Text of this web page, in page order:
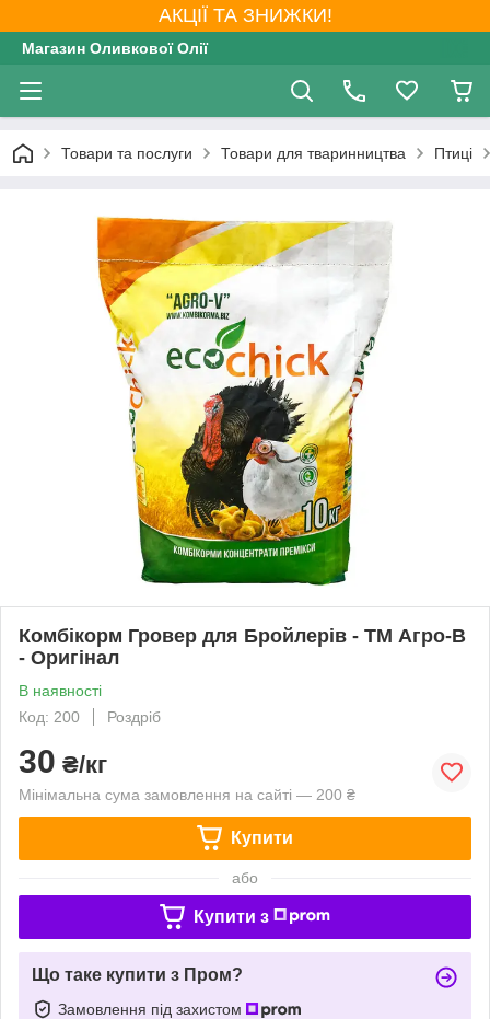
АКЦІЇ ТА ЗНИЖКИ!
Магазин Оливкової Олії
Товари та послуги Товари для тваринництва Птиці
Комбікорм Гровер для Бройлерів - ТМ Агро-В
- Оригінал
В наявності
Код: 200
Роздріб
30 ₴/кг
Мінімальна сума замовлення на сайті — 200 ₴
Купити
або
Купити з
Що таке купити з Пром?
Замовлення під захистом